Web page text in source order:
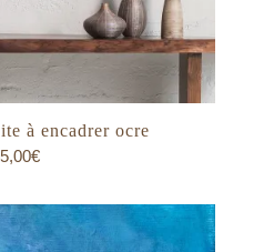
à encadrer ocre
€